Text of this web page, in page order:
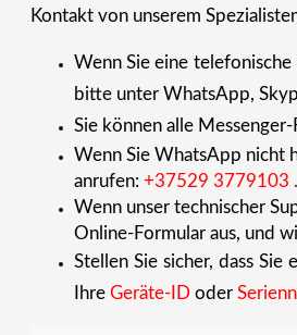
Kontakt von unserem
Wenn Sie eine telefonische
bitte unter WhatsApp,
Sie können alle
Wenn Sie WhatsApp nicht
anrufen: +37529 3779103 .
Wenn unser technischer
Online-Formular aus, und
Stellen Sie sicher, dass Sie
Ihre Geräte-ID oder